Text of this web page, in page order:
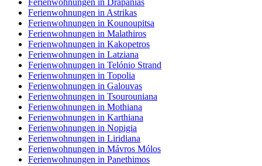
Ferienwohnungen in Drapanias
Ferienwohnungen in Astrikas
Ferienwohnungen in Kounoupitsa
Ferienwohnungen in Malathiros
Ferienwohnungen in Kakopetros
Ferienwohnungen in Latziana
Ferienwohnungen in Telónio Strand
Ferienwohnungen in Topolia
Ferienwohnungen in Galouvas
Ferienwohnungen in Tsourouniana
Ferienwohnungen in Mothiana
Ferienwohnungen in Karthiana
Ferienwohnungen in Nopigia
Ferienwohnungen in Liridiana
Ferienwohnungen in Mávros Mólos
Ferienwohnungen in Panethimos